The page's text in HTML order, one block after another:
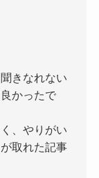
きなれない
かったで
、やりがい
取れた記事